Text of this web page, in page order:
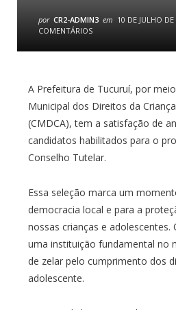
por CR2-ADMIN3 em 10 DE JULHO DE
COMENTÁRIOS
A Prefeitura de Tucuruí, por
Municipal dos Direitos da
(CMDCA), tem a satisfação de
candidatos habilitados para o
Conselho Tutelar.
Essa seleção marca um
democracia local e para a
nossas crianças e adolescentes.
uma instituição fundamental no
de zelar pelo cumprimento dos
adolescente.